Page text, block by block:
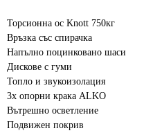
Торсионна ос Knott 750кг
Връзка със спирачка
Напълно поцинковано шаси
Дискове с гуми
Топло и звукоизолация
3x опорни крака ALKO
Вътрешно осветление
Подвижен покрив